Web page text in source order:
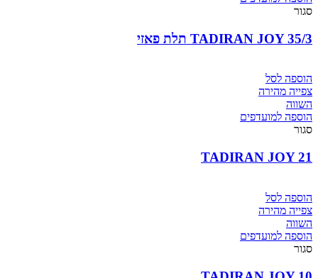
סגור
TADIRAN JOY 35/3 תלת פאזי
הוספה לסל
צפייה מהירה
השווה
הוספה למועדפים
סגור
TADIRAN JOY 21
הוספה לסל
צפייה מהירה
השווה
הוספה למועדפים
סגור